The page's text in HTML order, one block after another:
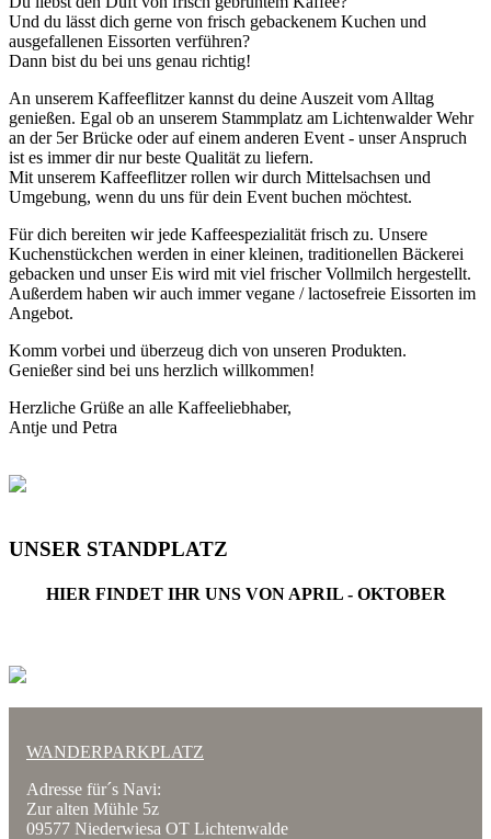
Und du lässt dich gerne von frisch gebackenem Kuchen und
ausgefallenen Eissorten verführen?
Dann bist du bei uns genau richtig!
An unserem Kaffeeflitzer kannst du deine Auszeit vom Alltag
genießen. Egal ob an unserem Stammplatz am Lichtenwalder Wehr
an der 5er Brücke oder auf einem anderen Event - unser Anspruch
ist es immer dir nur beste Qualität zu liefern.
Mit unserem Kaffeeflitzer rollen wir durch Mittelsachsen und
Umgebung, wenn du uns für dein Event buchen möchtest.
Für dich bereiten wir jede Kaffeespezialität frisch zu. Unsere
Kuchenstückchen werden in einer kleinen, traditionellen Bäckerei
gebacken und unser Eis wird mit viel frischer Vollmilch hergestellt.
Außerdem haben wir auch immer vegane / lactosefreie Eissorten im
Angebot.
Komm vorbei und überzeug dich von unseren Produkten.
Genießer sind bei uns herzlich willkommen!
Herzliche Grüße an alle Kaffeeliebhaber,
Antje und Petra
UNSER STANDPLATZ
HIER FINDET IHR UNS VON APRIL - OKTOBER
WANDERPARKPLATZ
Adresse für´s Navi:
Zur alten Mühle 5z
09577 Niederwiesa OT Lichtenwalde